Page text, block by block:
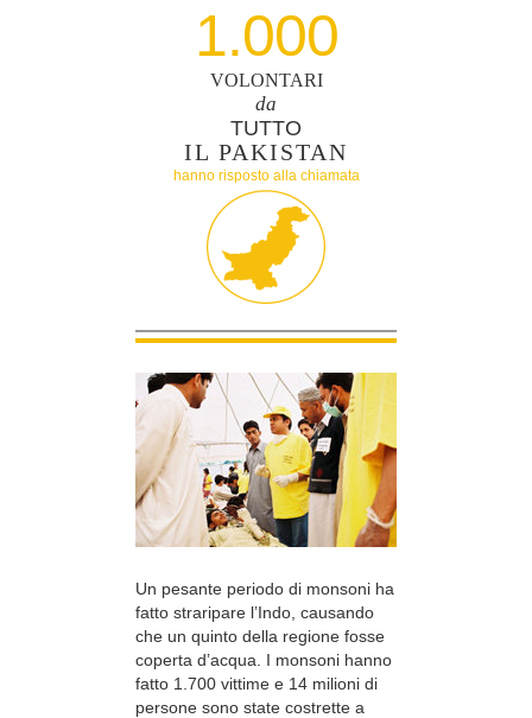
1.000
VOLONTARI
da
TUTTO
IL PAKISTAN
hanno risposto alla chiamata
Un pesante periodo di monsoni ha
fatto straripare l’Indo, causando
che un quinto della regione fosse
coperta d’acqua. I monsoni hanno
fatto 1.700 vittime e 14 milioni di
persone sono state costrette a